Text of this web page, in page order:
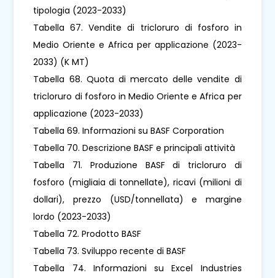
tipologia (2023-2033)
Tabella 67. Vendite di tricloruro di fosforo in
Medio Oriente e Africa per applicazione (2023-
2033) (K MT)
Tabella 68. Quota di mercato delle vendite di
tricloruro di fosforo in Medio Oriente e Africa per
applicazione (2023-2033)
Tabella 69. Informazioni su BASF Corporation
Tabella 70. Descrizione BASF e principali attività
Tabella 71. Produzione BASF di tricloruro di
fosforo (migliaia di tonnellate), ricavi (milioni di
dollari), prezzo (USD/tonnellata) e margine
lordo (2023-2033)
Tabella 72. Prodotto BASF
Tabella 73. Sviluppo recente di BASF
Tabella 74. Informazioni su Excel Industries